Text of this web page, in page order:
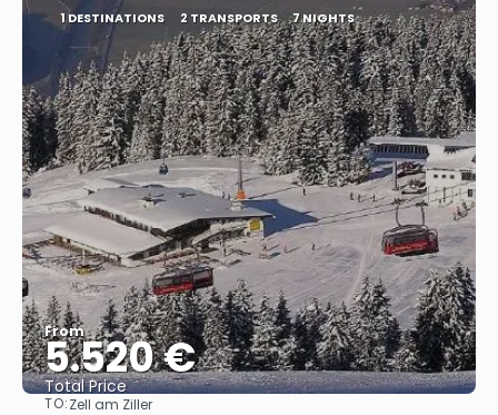
1 DESTINATIONS 2 TRANSPORTS 7 NIGHTS
From
5.520 €
Total Price
TO:Zell am Ziller